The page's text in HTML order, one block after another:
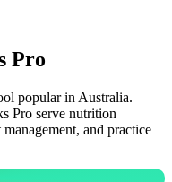
Pro
popular in Australia.
Pro serve nutrition
and practice